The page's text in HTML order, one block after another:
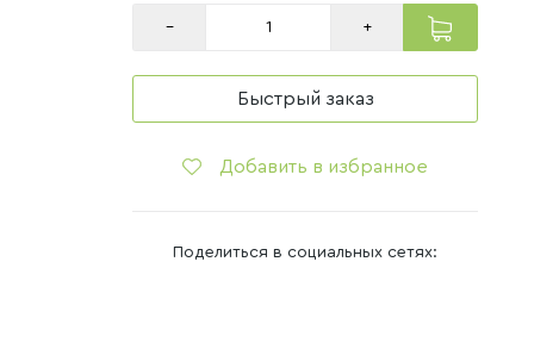
– +
Быстрый заказ
Добавить в избранное
Поделиться в социальных сетях: